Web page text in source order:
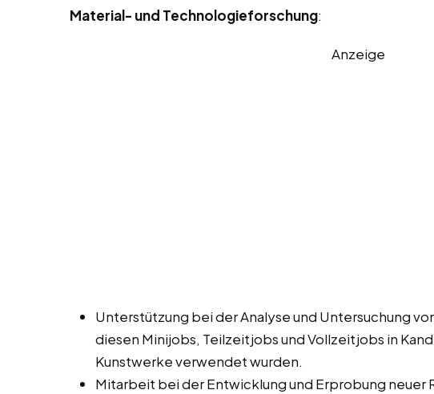
Material- und Technologieforschung:
Anzeige
Unterstützung bei der Analyse und Untersuchung
diesen Minijobs, Teilzeitjobs und Vollzeitjobs in
Kunstwerke verwendet wurden.
Mitarbeit bei der Entwicklung und Erprobung neuer